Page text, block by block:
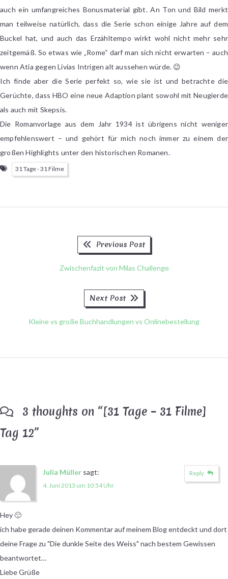
auch ein umfangreiches Bonusmaterial gibt. An Ton und Bild merkt
man teilweise natürlich, dass die Serie schon einige Jahre auf dem
Buckel hat, und auch das Erzähltempo wirkt wohl nicht mehr sehr
zeitgemäß. So etwas wie „Rome“ darf man sich nicht erwarten – auch
wenn Atia gegen Livias Intrigen alt aussehen würde. 😉
Ich finde aber die Serie perfekt so, wie sie ist und betrachte die
Gerüchte, dass HBO eine neue Adaption plant sowohl mit Neugierde
als auch mit Skepsis.
Die Romanvorlage aus dem Jahr 1934 ist übrigens nicht weniger
empfehlenswert – und gehört für mich noch immer zu einem der
großen Highlights unter den historischen Romanen.
31 Tage - 31 Filme
BeitragsnavigationPrevious Post
Zwischenfazit von Milas Challenge
Next Post
Kleine vs große Buchhandlungen vs Onlinebestellung
3 thoughts on “[31 Tage – 31 Filme]
Tag 12”
Julia Müller sagt:
4. Juni 2013 um 10:54 Uhr
Hey 🙂
ich habe gerade deinen Kommentar auf meinem Blog entdeckt und dort
deine Frage zu "Die dunkle Seite des Weiss" nach bestem Gewissen
beantwortet…
Liebe Grüße
Reply